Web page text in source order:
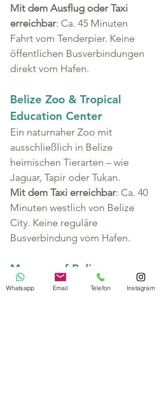
Mit dem Ausflug oder Taxi
erreichbar: Ca. 45 Minuten
Fahrt vom Tenderpier. Keine
öffentlichen Busverbindungen
direkt vom Hafen.
Belize Zoo & Tropical
Education Center
Ein naturnaher Zoo mit
ausschließlich in Belize
heimischen Tierarten – wie
Jaguar, Tapir oder Tukan.
Mit dem Taxi erreichbar: Ca. 40
Minuten westlich von Belize
City. Keine reguläre
Busverbindung vom Hafen.
Museum of Belize
In einem ehemaligen
Whatsapp Email Telefon Instagram